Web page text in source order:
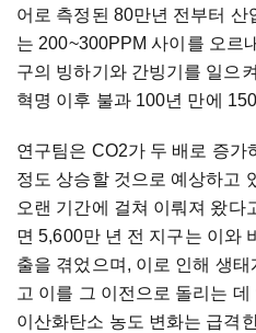
어로 측정된 80만년 전부터 산
는 200~300PPM 사이를 오르
구의 빙하기와 간빙기를 일으
혁명 이후 불과 100년 만에
연구팀은 CO2가 두 배로 증가
정도 상승할 것으로 예상하고
오랜 기간에 걸쳐 이뤄져 왔다
면 5,600만 년 전 지구는 이와
출을 겪었으며, 이로 인해 생
고 이를 그 이전으로 돌리는
이산화탄소 농도 변화는 급격